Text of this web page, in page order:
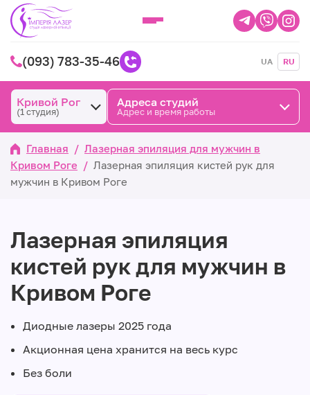
(093) 783-35-46 UA RU
Кривой Рог
(1 студия)
Адреса студий
Адрес и время работы
Главная / Лазерная эпиляция для мужчин в
Кривом Роге
/ Лазерная эпиляция кистей рук для
мужчин в Кривом Роге
Лазерная эпиляция
кистей рук для мужчин в
Кривом Роге
Диодные лазеры 2025 года
Акционная цена хранится на весь курс
Без боли